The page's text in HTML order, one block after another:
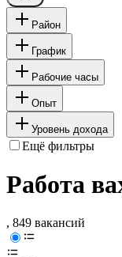
Район
График
Рабочие часы
Опыт
Уровень дохода
Ещё фильтры
Работа
, 849 вакансий